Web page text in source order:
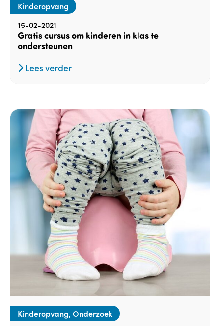
Kinderopvang
15-02-2021
Gratis cursus om kinderen in klas te
ondersteunen
Lees verder
Kinderopvang, Onderzoek